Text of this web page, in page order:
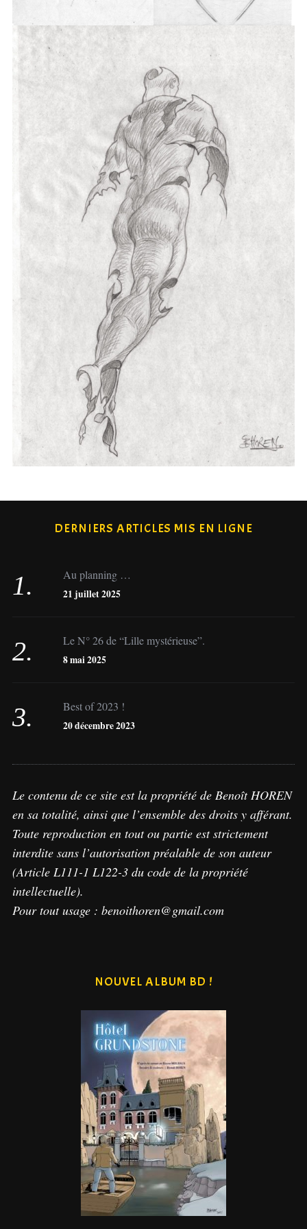
DERNIERS ARTICLES MIS EN LIGNE
Au planning …
21 juillet 2025
Le N° 26 de “Lille mystérieuse”.
8 mai 2025
Best of 2023 !
20 décembre 2023
Le contenu de ce site est la propriété de Benoît HOREN
en sa totalité, ainsi que l’ensemble des droits y afférant.
Toute reproduction en tout ou partie est strictement
interdite sans l’autorisation préalable de son auteur
(Article L111-1 L122-3 du code de la propriété
intellectuelle).
Pour tout usage : benoithoren@gmail.com
NOUVEL ALBUM BD !